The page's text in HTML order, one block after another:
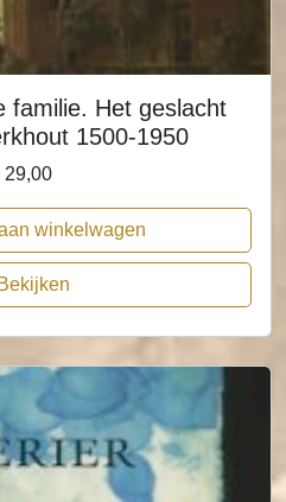
familie. Het geslacht
1500-1950
29,00
winkelwagen
Bekijken